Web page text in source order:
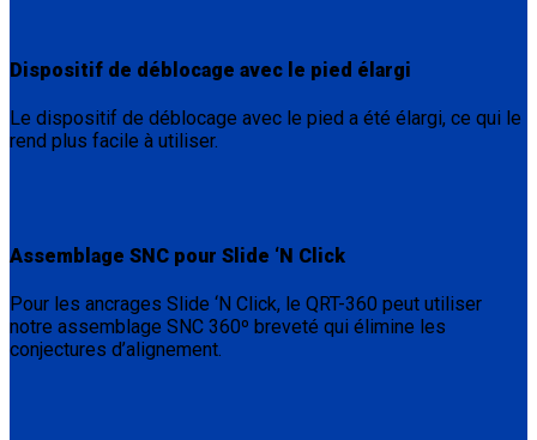
Dispositif de déblocage avec le pied élargi
Le dispositif de déblocage avec le pied a été élargi, ce qui le
rend plus facile à utiliser.
Assemblage SNC pour Slide ‘N Click
Pour les ancrages Slide ‘N Click, le QRT-360 peut utiliser
notre assemblage SNC 360º breveté qui élimine les
conjectures d’alignement.